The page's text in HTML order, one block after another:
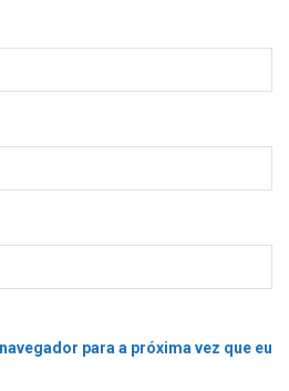
para a próxima vez que eu